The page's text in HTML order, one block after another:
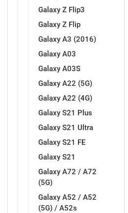
Galaxy Z Flip3
Galaxy Z Flip
Galaxy A3 (2016)
Galaxy A03
Galaxy A03S
Galaxy A22 (5G)
Galaxy A22 (4G)
Galaxy S21 Plus
Galaxy S21 Ultra
Galaxy S21 FE
Galaxy S21
Galaxy A72 / A72
(5G)
Galaxy A52 / A52
(5G) / A52s
Mandale / Cvjetni motivi
MarbleMania